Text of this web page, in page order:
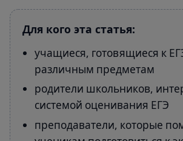
Для кого эта статья:
учащиеся, готовящиеся к
различным предметам
родители школьников,
системой оценивания ЕГЭ
преподаватели, которые